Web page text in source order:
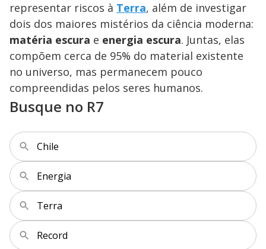
representar riscos à Terra, além de investigar
dois dos maiores mistérios da ciência moderna:
matéria escura e energia escura. Juntas, elas
compõem cerca de 95% do material existente
no universo, mas permanecem pouco
compreendidas pelos seres humanos.
Busque no R7
Chile
Energia
Terra
Record